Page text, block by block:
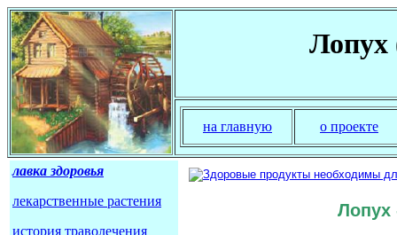
Лопух
на главную о проекте
лавка здоровья
лекарственные растения
история траволечения
Лопух